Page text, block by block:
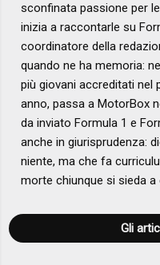
sconfinata passione per
inizia a raccontarle su
coordinatore della
quando ne ha memoria:
più giovani accreditati nel
anno, passa a MotorBox
da inviato Formula 1 e
anche in giurisprudenza:
niente, ma che fa
morte chiunque si sieda
Gli